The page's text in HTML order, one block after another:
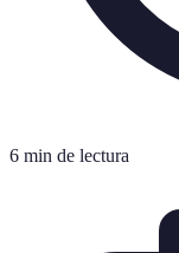
6 min de lectura